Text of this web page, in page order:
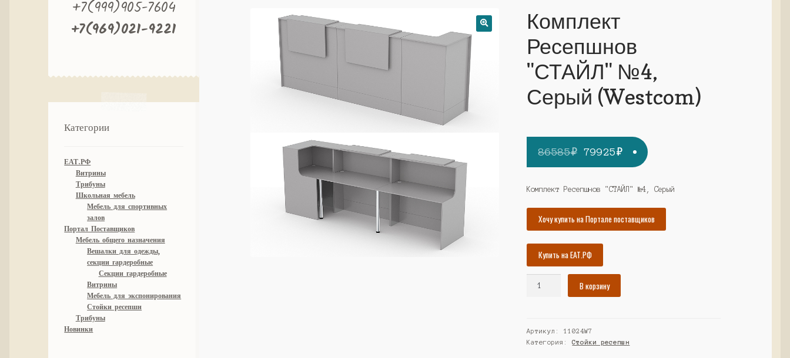
РАСПРОДАЖА!
Комплект
Ресепшнов
"СТАЙЛ" №4,
Серый (Westcom)
86585₽ Первоначальная
цена
составляла
86585₽.
79925₽Текущая
цена:
79925₽.
Комплект Ресепшнов "СТАЙЛ" №4, Серый
Хочу купить на Портале поставщиков
Купить на ЕАТ.РФ
"СТАЙЛ"
№4,
В корзину
Артикул:11024W7
Категория:Стойки ресепшн
+7(999)905-7604
+7(969)021-9221
Категории
ЕАТ.РФ
Витрины
Трибуны
Школьная мебель
Мебель для спортивных
залов
Портал Поставщиков
Мебель общего назначения
Вешалки для одежды,
секции гардеробные
Секции гардеробные
Витрины
Мебель для экспонирования
Стойки ресепшн
Трибуны
Новинки